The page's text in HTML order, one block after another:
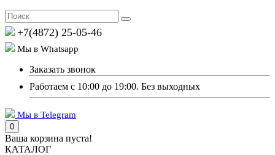
+7(4872) 25-05-46
Мы в Whatsapp
Заказать звонок
Работаем с 10:00 до 19:00. Без выходных
Мы в Telegram
0
Ваша корзина пуста!
КАТАЛОГ